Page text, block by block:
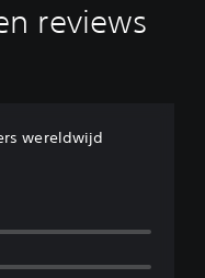
reviews
wereldwijd